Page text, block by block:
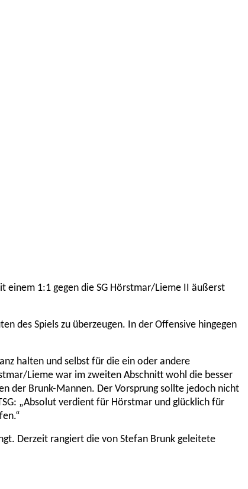
einem 1:1 gegen die SG Hörstmar/Lieme II äußerst
des Spiels zu überzeugen. In der Offensive hingegen
halten und selbst für die ein oder andere
Lieme war im zweiten Abschnitt wohl die besser
der Brunk-Mannen. Der Vorsprung sollte jedoch nicht
„Absolut verdient für Hörstmar und glücklich für
Derzeit rangiert die von Stefan Brunk geleitete